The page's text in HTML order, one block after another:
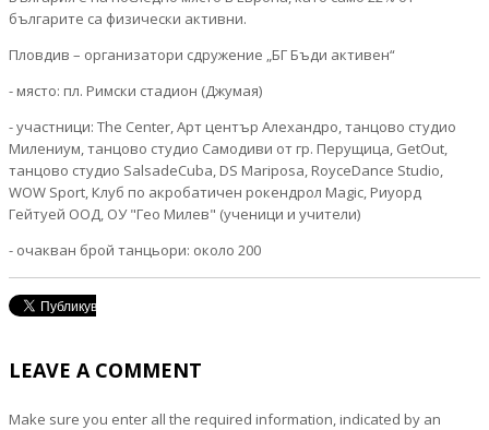
българите са физически активни.
Пловдив – организатори сдружение „БГ Бъди активен“
- място: пл. Римски стадион (Джумая)
- участници: The Center, Арт център Алехандро, танцово студио
Милениум, танцово студио Самодиви от гр. Перущица, GetOut,
танцово студио SalsadeCuba, DS Mariposa, RoyceDance Studio,
WOW Sport, Клуб по акробатичен рокендрол Magic, Риуорд
Гейтуей ООД, ОУ "Гео Милев" (ученици и учители)
- очакван брой танцьори: около 200
LEAVE A COMMENT
Make sure you enter all the required information, indicated by an